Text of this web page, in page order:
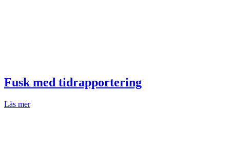
Fusk med tidrapportering
Läs mer